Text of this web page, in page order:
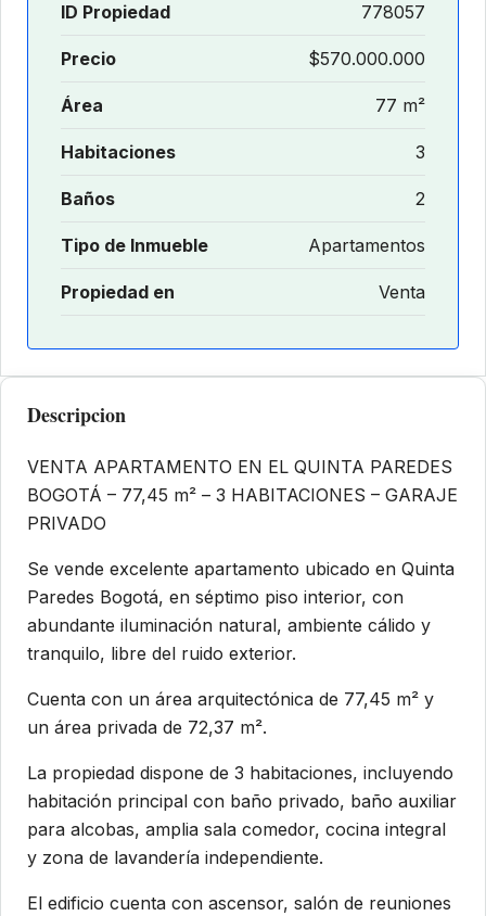
ID Propiedad 778057
Precio $570.000.000
Área 77 m²
Habitaciones 3
Baños 2
Tipo de Inmueble Apartamentos
Propiedad en Venta
Descripcion
VENTA APARTAMENTO EN EL QUINTA PAREDES
BOGOTÁ – 77,45 m² – 3 HABITACIONES – GARAJE
PRIVADO
Se vende excelente apartamento ubicado en Quinta
Paredes Bogotá, en séptimo piso interior, con
abundante iluminación natural, ambiente cálido y
tranquilo, libre del ruido exterior.
Cuenta con un área arquitectónica de 77,45 m² y
un área privada de 72,37 m².
La propiedad dispone de 3 habitaciones, incluyendo
habitación principal con baño privado, baño auxiliar
para alcobas, amplia sala comedor, cocina integral
y zona de lavandería independiente.
El edificio cuenta con ascensor, salón de reuniones